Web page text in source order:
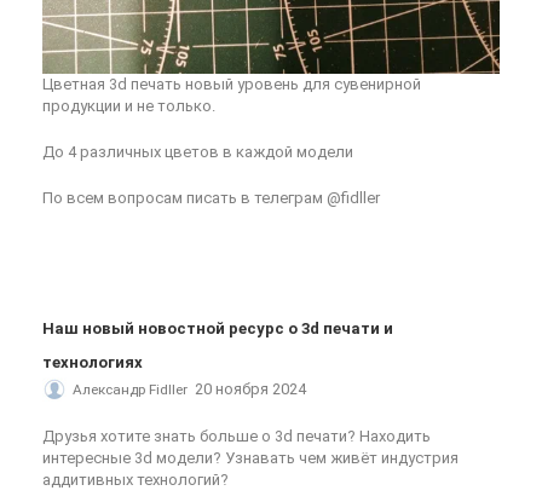
Цветная 3d печать новый уровень для сувенирной
продукции и не только.
До 4 различных цветов в каждой модели
По всем вопросам писать в телеграм @fidller
Наш новый новостной ресурс о 3d печати и
технологиях
Александр Fidller 20 ноября 2024
Друзья хотите знать больше о 3d печати? Находить
интересные 3d модели? Узнавать чем живёт индустрия
аддитивных технологий?